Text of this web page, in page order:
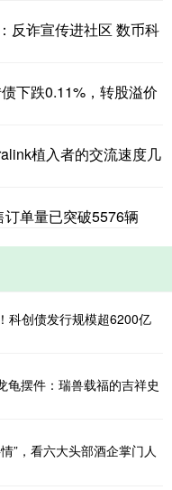
反诈宣传进社区 数币科
下跌0.11%，转股溢价
植入者的交流速度几
单量已突破5576辆
科创债发行规模超6200亿
龟摆件：瑞兽载福的吉祥史
”，看六大头部酒企掌门人